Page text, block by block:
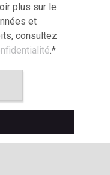
plus sur le
et
consultez
.*